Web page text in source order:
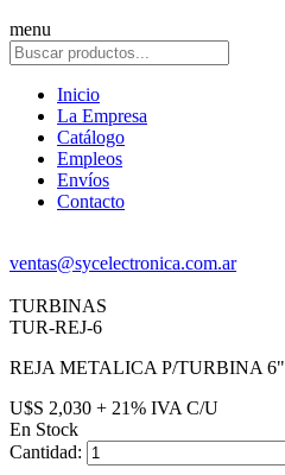
menu
Inicio
La Empresa
Catálogo
Empleos
Envíos
Contacto
ventas@sycelectronica.com.ar
TURBINAS
TUR-REJ-6
REJA METALICA P/TURBINA 6"
U$S 2,030 + 21% IVA C/U
En Stock
Cantidad: